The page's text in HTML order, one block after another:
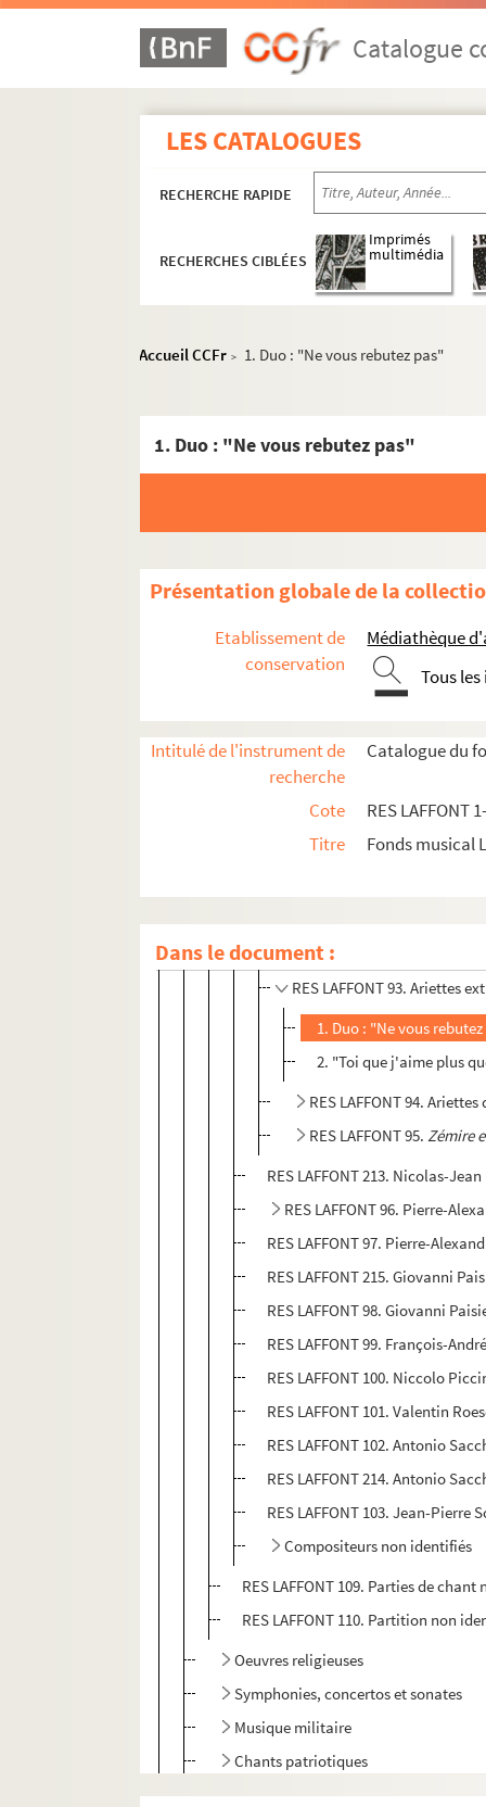
Catalogue
LES CATALOGUES
RECHERCHE RAPIDE
RECHERCHES CIBLÉES
Imprimés
multimédia
Accueil CCFr > 1. Duo : "Ne vous rebutez pas"
1. Duo : "Ne vous rebutez pas"
Présentation globale de la
Etablissement de
conservation
Médiathèque
Tous
Intitulé de l'instrument de
recherche
Catalogue du
Cote
RES LAFFONT
Titre
Fonds musical
Dans le document :
Partitions anciennes
Oeuvres lyriques
Ariettes séparées
RES LAFFONT 80. Stanislas
RES LAFFONT 84. François
RES LAFFONT 85. Nicolas
RES LAFFONT 87. Alessandro
RES LAFFONT 88. Christoph
André Grétry
RES LAFFONT 89.L'amant
RES LAFFONT 92.
RES LAFFONT 93. Ariettes
1. Duo : "Ne vous
2. "Toi que j'aime plus
RES LAFFONT 94. Ariettes
RES LAFFONT 95.Zémire
RES LAFFONT 213. Nicolas-
RES LAFFONT 96. Pierre-
RES LAFFONT 97. Pierre-
RES LAFFONT 215. Giovanni
RES LAFFONT 98. Giovanni
RES LAFFONT 99. François-
RES LAFFONT 100. Niccolo
RES LAFFONT 101. Valentin
RES LAFFONT 102. Antonio
RES LAFFONT 214. Antonio
RES LAFFONT 103. Jean-Pierre
Compositeurs non identifiés
RES LAFFONT 109. Parties de
RES LAFFONT 110. Partition non
Oeuvres religieuses
Symphonies, concertos et sonates
Musique militaire
Chants patriotiques
Parties instrumentales isolées ou